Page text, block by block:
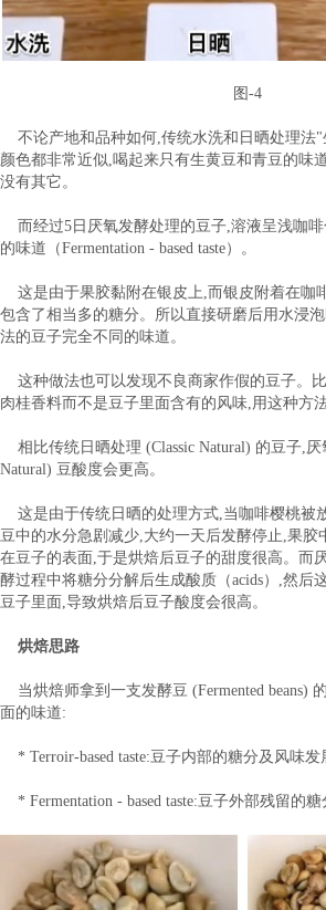
图-4
不论产地和品种如何,传统水洗和日晒处理法"
颜色都非常近似,喝起来只有生黄豆和青豆的味道
没有其它。
而经过5日厌氧发酵处理的豆子,溶液呈浅咖
的味道（Fermentation - based taste）。
这是由于果胶黏附在银皮上,而银皮附着在咖
包含了相当多的糖分。所以直接研磨后用水浸
法的豆子完全不同的味道。
这种做法也可以发现不良商家作假的豆子。
肉桂香料而不是豆子里面含有的风味,用这种方
相比传统日晒处理 (Classic Natural) 的豆子,厌
Natural) 豆酸度会更高。
这是由于传统日晒的处理方式,当咖啡樱桃被
豆中的水分急剧减少,大约一天后发酵停止,果胶
在豆子的表面,于是烘焙后豆子的甜度很高。而
酵过程中将糖分分解后生成酸质（acids）,然后
豆子里面,导致烘焙后豆子酸度会很高。
烘焙思路
当烘焙师拿到一支发酵豆 (Fermented beans)
面的味道:
* Terroir-based taste:豆子内部的糖分及风味发
* Fermentation - based taste:豆子外部残留的糖